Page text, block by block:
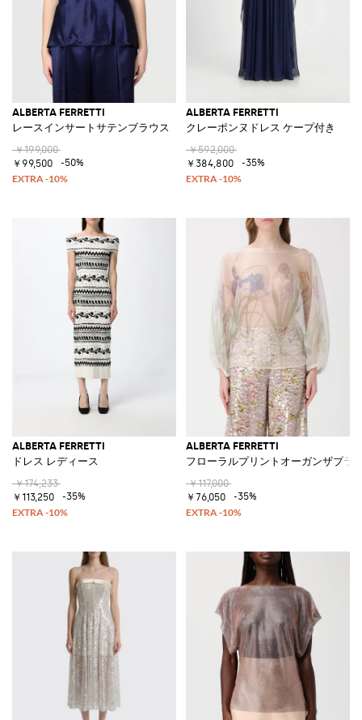
ALBERTA FERRETTI
レースインサートサテンブラウス
￥199,000
￥99,500
-50%
ALBERTA FERRETTI
クレーポンヌドレス ケープ付き
￥592,000
￥384,800
-35%
ALBERTA FERRETTI
ドレス レディース
￥174,233
￥113,250
-35%
ALBERTA FERRETTI
フローラルプリントオーガンザブラ
￥117,000
￥76,050
-35%